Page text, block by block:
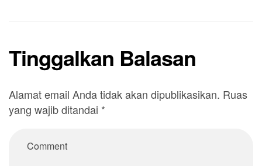
Tinggalkan Balasan
Alamat email Anda tidak akan dipublikasikan. Ruas
yang wajib ditandai *